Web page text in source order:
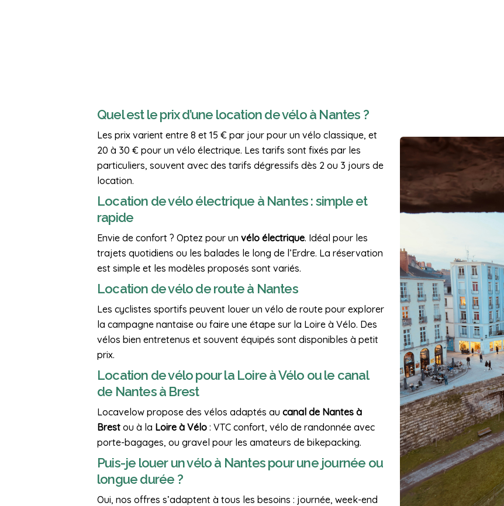
Quel est le prix d’une location de vélo à Nantes ?
Les prix varient entre 8 et 15 € par jour pour un vélo classique, et
20 à 30 € pour un vélo électrique. Les tarifs sont fixés par les
particuliers, souvent avec des tarifs dégressifs dès 2 ou 3 jours de
location.
Location de vélo électrique à Nantes : simple et
rapide
Envie de confort ? Optez pour un vélo électrique. Idéal pour les
trajets quotidiens ou les balades le long de l’Erdre. La réservation
est simple et les modèles proposés sont variés.
Location de vélo de route à Nantes
Les cyclistes sportifs peuvent louer un vélo de route pour explorer
la campagne nantaise ou faire une étape sur la Loire à Vélo. Des
vélos bien entretenus et souvent équipés sont disponibles à petit
prix.
Location de vélo pour la Loire à Vélo ou le canal
de Nantes à Brest
Locavelow propose des vélos adaptés au canal de Nantes à
Brest ou à la Loire à Vélo : VTC confort, vélo de randonnée avec
porte-bagages, ou gravel pour les amateurs de bikepacking.
Puis-je louer un vélo à Nantes pour une journée ou
longue durée ?
Oui, nos offres s’adaptent à tous les besoins : journée, week-end